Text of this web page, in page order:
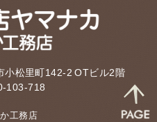
小松里町142-2 OTビル2階
103-718
工務店